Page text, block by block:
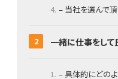
– 当社を選んで
一緒に仕事をして
– 具体的にどの